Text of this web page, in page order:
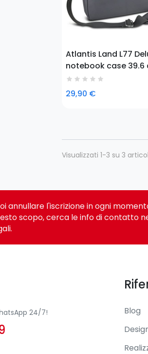
Atlantis Land L77
notebook case 39.6
(15.6") Briefcase Grey
29,90 €
Visualizzati 1-3 su 3
annullare l'iscrizione in ogni
scopo, cerca le info di contatto
24/7!
Blog